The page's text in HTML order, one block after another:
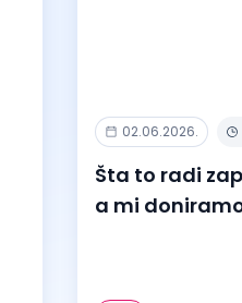
02.06.2026.
Šta to radi
a mi doniramo